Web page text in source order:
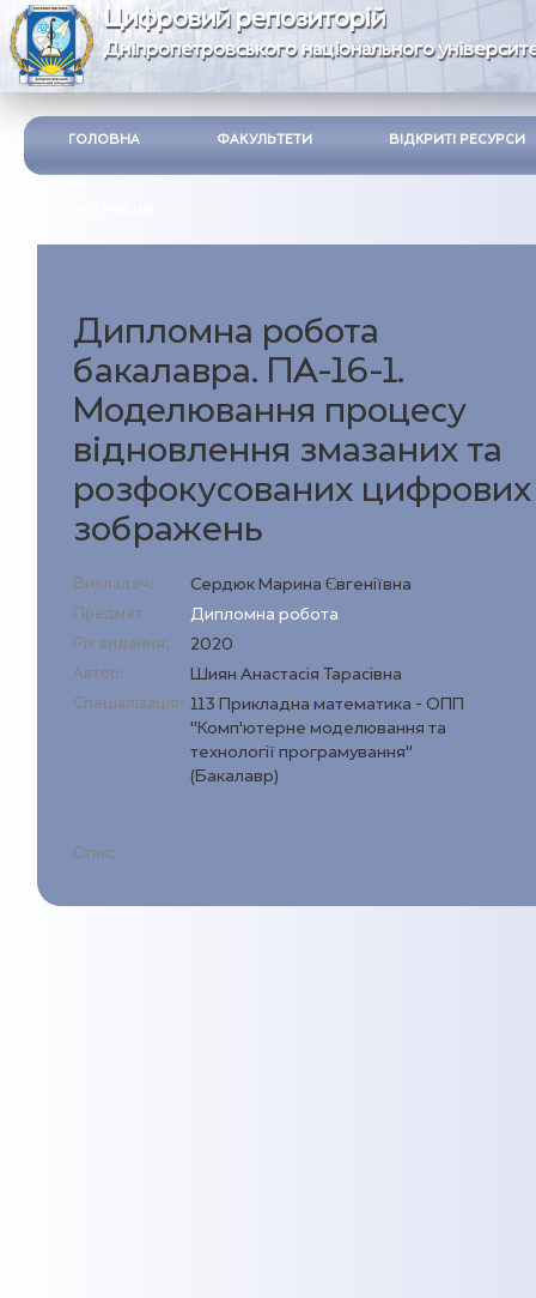
Цифровий репозиторій
Дніпропетровського національного
ГОЛОВНА ФАКУЛЬТЕТИ ВІДКРИТІ РЕСУРСИ
Дипломна робота
бакалавра. ПА-16-1.
Моделювання процесу
відновлення змазаних та
розфокусованих цифрових
зображень
Викладач: Сердюк Марина Євгеніївна
Предмет: Дипломна робота
Рік видання: 2020
Автор: Шиян Анастасія Тарасівна
Спеціалізація: 113 Прикладна математика - ОПП
"Комп’ютерне моделювання та
технології програмування"
(Бакалавр)
Опис: